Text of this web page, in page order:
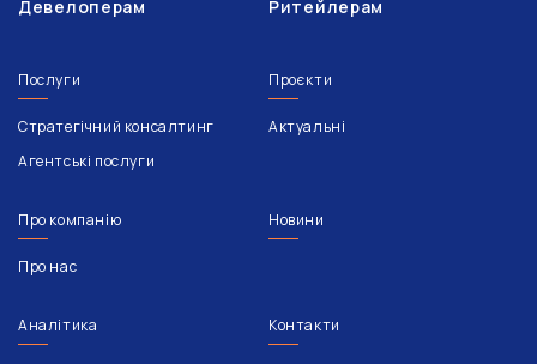
Девелоперам Ритейлерам
Послуги
Стратегічний консалтинг
Агентські послуги
Проєкти
Актуальні
Про компанію
Про нас
Новини
Аналітика Контакти